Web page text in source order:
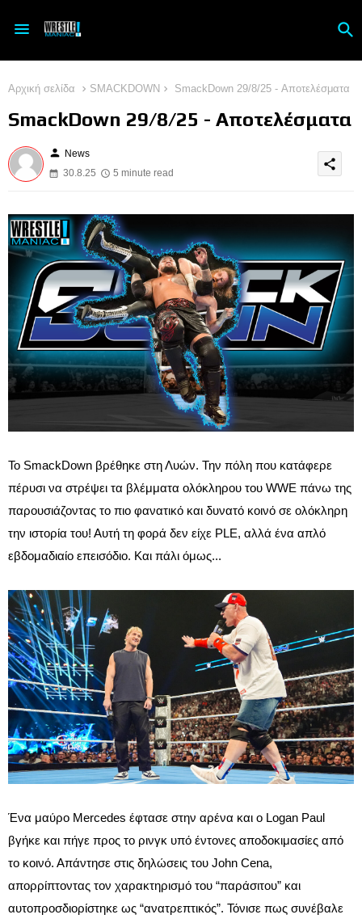
Αρχική σελίδα SMACKDOWN SmackDown 29/8/25 - Αποτελέσματα
SmackDown 29/8/25 - Αποτελέσματα
person News
30.8.25
5 minute read
share
Το SmackDown βρέθηκε στη Λυών. Την πόλη που κατάφερε
πέρυσι να στρέψει τα βλέμματα ολόκληρου του WWE πάνω της
παρουσιάζοντας το πιο φανατικό και δυνατό κοινό σε ολόκληρη
την ιστορία του! Αυτή τη φορά δεν είχε PLE, αλλά ένα απλό
εβδομαδιαίο επεισόδιο. Και πάλι όμως...
Ένα μαύρο Mercedes έφτασε στην αρένα και ο Logan Paul
βγήκε και πήγε προς το ρινγκ υπό έντονες αποδοκιμασίες από
το κοινό. Απάντησε στις δηλώσεις του John Cena,
απορρίπτοντας τον χαρακτηρισμό του “παράσιτου” και
αυτοπροσδιορίστηκε ως “ανατρεπτικός”. Τόνισε πως συνέβαλε